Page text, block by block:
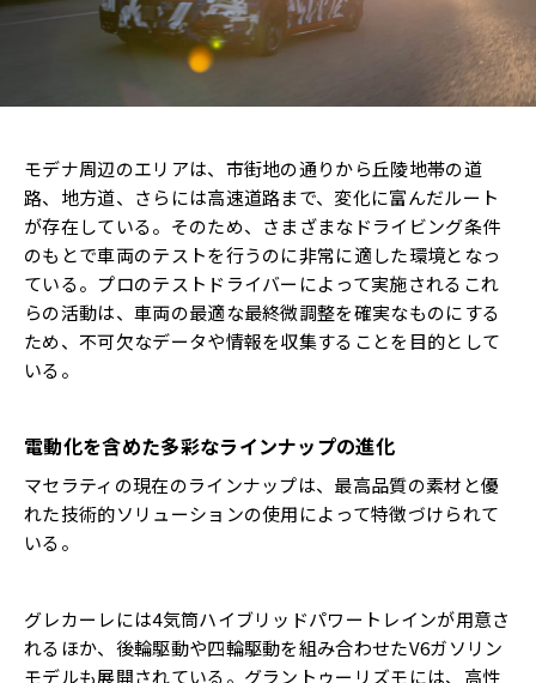
モデナ周辺のエリアは、市街地の通りから丘陵地帯の道
路、地方道、さらには高速道路まで、変化に富んだルート
が存在している。そのため、さまざまなドライビング条件
のもとで車両のテストを行うのに非常に適した環境となっ
ている。プロのテストドライバーによって実施されるこれ
らの活動は、車両の最適な最終微調整を確実なものにする
ため、不可欠なデータや情報を収集することを目的として
いる。
電動化を含めた多彩なラインナップの進化
マセラティの現在のラインナップは、最高品質の素材と優
れた技術的ソリューションの使用によって特徴づけられて
いる。
グレカーレには4気筒ハイブリッドパワートレインが用意さ
れるほか、後輪駆動や四輪駆動を組み合わせたV6ガソリン
モデルも展開されている。グラントゥーリズモには、高性